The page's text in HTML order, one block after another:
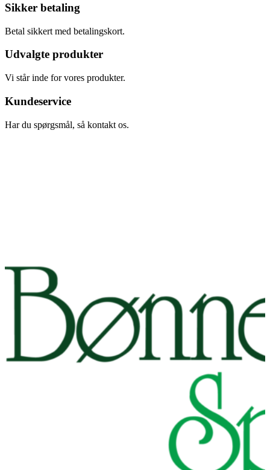
Sikker betaling
Betal sikkert med betalingskort.
Udvalgte produkter
Vi står inde for vores produkter.
Kundeservice
Har du spørgsmål, så kontakt os.